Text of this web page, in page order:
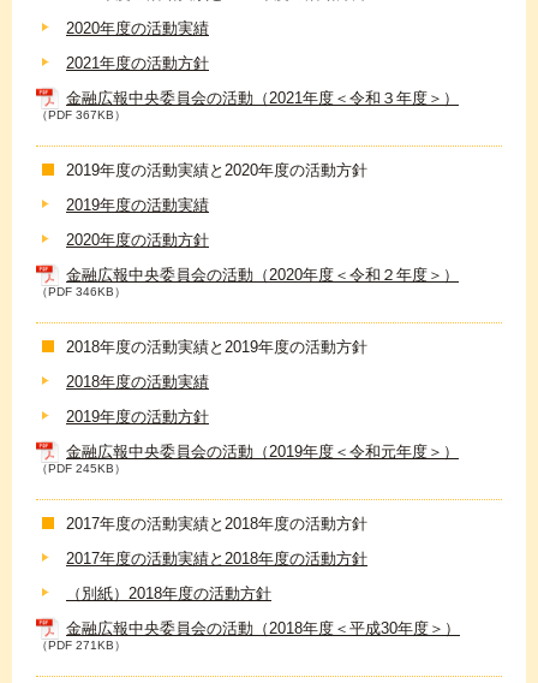
2020年度の活動実績
2021年度の活動方針
金融広報中央委員会の活動（2021年度＜令和３年度＞）
（PDF 367KB）
2019年度の活動実績と2020年度の活動方針
2019年度の活動実績
2020年度の活動方針
金融広報中央委員会の活動（2020年度＜令和２年度＞）
（PDF 346KB）
2018年度の活動実績と2019年度の活動方針
2018年度の活動実績
2019年度の活動方針
金融広報中央委員会の活動（2019年度＜令和元年度＞）
（PDF 245KB）
2017年度の活動実績と2018年度の活動方針
2017年度の活動実績と2018年度の活動方針
（別紙）2018年度の活動方針
金融広報中央委員会の活動（2018年度＜平成30年度＞）
（PDF 271KB）